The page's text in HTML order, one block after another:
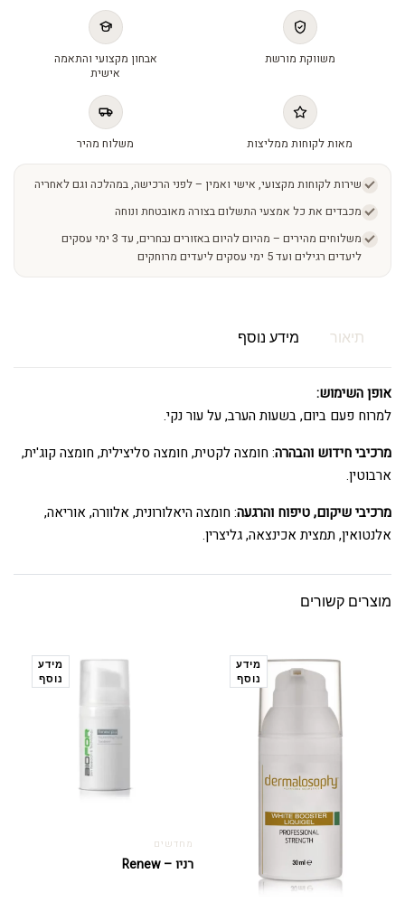
משווקת מורשת
אבחון מקצועי והתאמה
אישית
מאות לקוחות ממליצות משלוח מהיר
שירות לקוחות מקצועי, אישי ואמין – לפני הרכישה, במהלכה וגם לאחריה
מכבדים את כל אמצעי התשלום בצורה מאובטחת ונוחה
משלוחים מהירים – מהיום להיום באזורים נבחרים, עד 3 ימי עסקים
ליעדים רגילים ועד 5 ימי עסקים ליעדים מרוחקים
תיאור מידע נוסף
אופן השימוש:
למרוח פעם ביום, בשעות הערב, על עור נקי.
מרכיבי חידוש והבהרה: חומצה לקטית, חומצה סליצילית, חומצה קוג'ית,
ארבוטין.
מרכיבי שיקום, טיפוח והרגעה: חומצה היאלורונית, אלוורה, אוריאה,
אלנטואין, תמצית אכינצאה, גליצרין.
מוצרים קשורים
מידע
נוסף
מידע
נוסף
מחדשים
רניו – Renew